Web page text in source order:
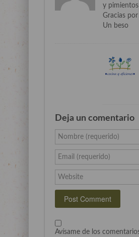
y
Gracias
Un beso
Deja un comentario
Nombre (requerido)
Email (requerido)
Website
Avísame de los